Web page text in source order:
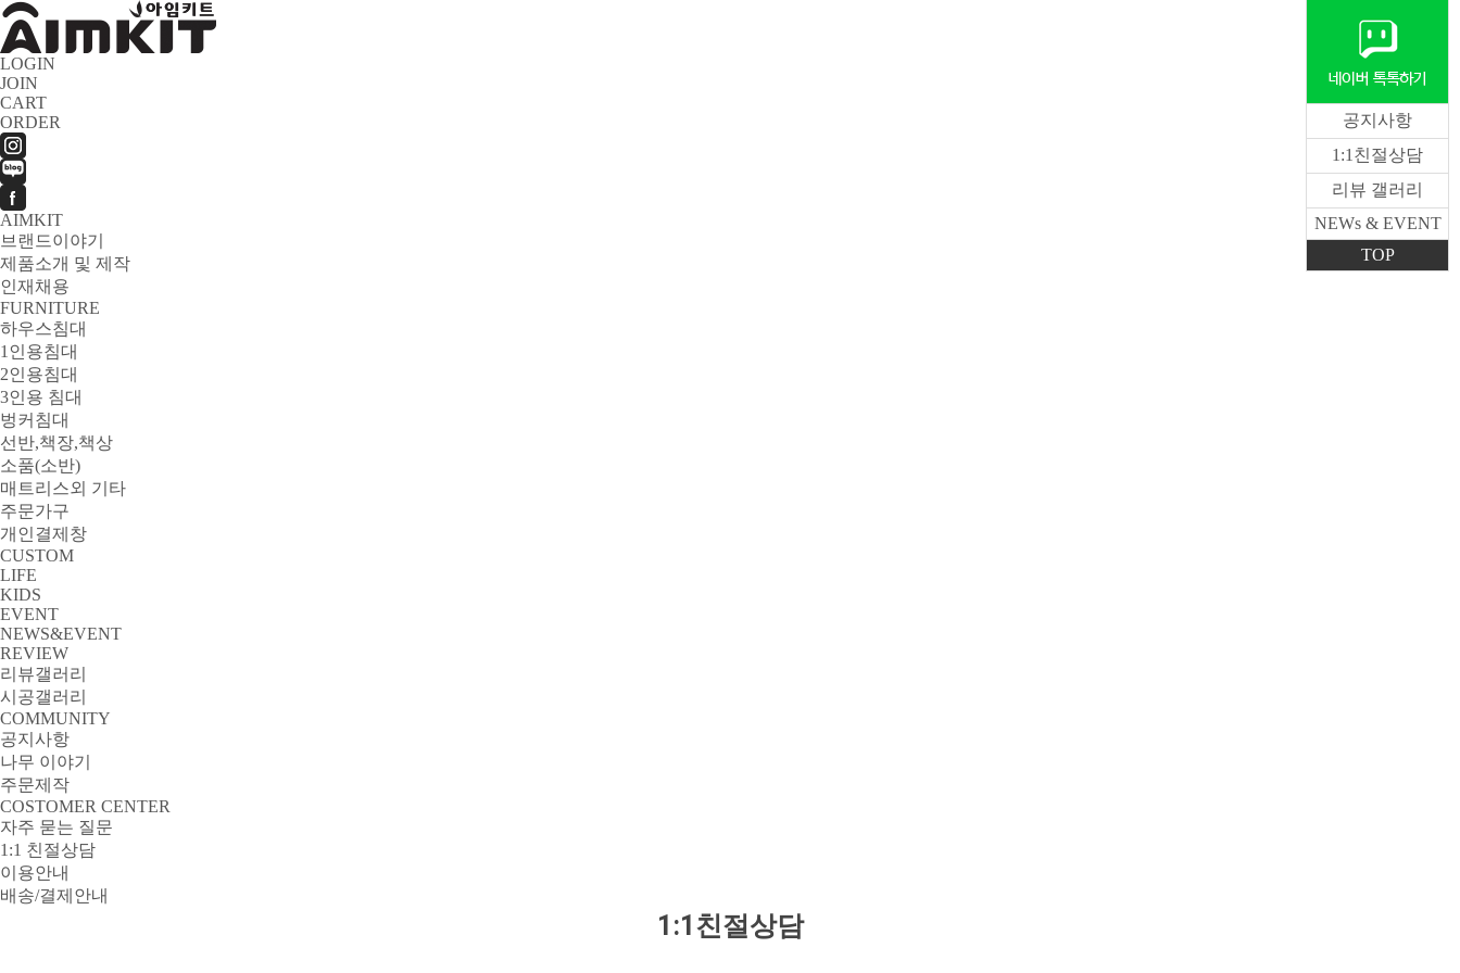
LOGIN
JOIN
CART
ORDER
AIMKIT
브랜드이야기
제품소개 및 제작
인재채용
FURNITURE
하우스침대
1인용침대
2인용침대
3인용 침대
벙커침대
선반,책장,책상
소품(소반)
매트리스외 기타
주문가구
개인결제창
CUSTOM
LIFE
KIDS
EVENT
NEWS&EVENT
REVIEW
리뷰갤러리
시공갤러리
COMMUNITY
공지사항
나무 이야기
주문제작
COSTOMER CENTER
자주 묻는 질문
1:1 친절상담
이용안내
배송/결제안내
공지사항
1:1친절상담
리뷰 갤러리
NEWs & EVENT
TOP
1:1친절상담